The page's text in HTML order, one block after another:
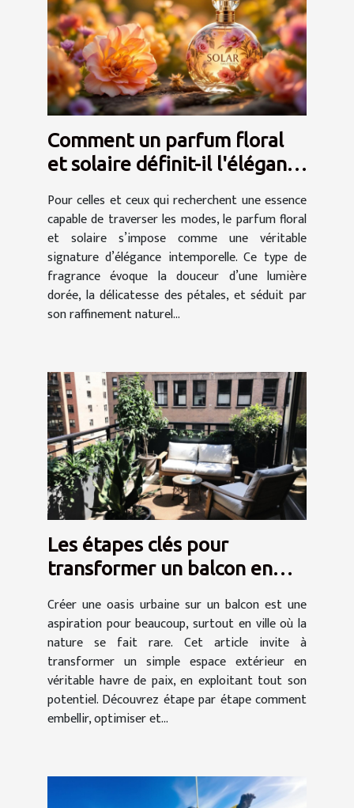
Comment un parfum floral
et solaire définit-il l'élégance
Pour celles et ceux qui recherchent une essence
capable de traverser les modes, le parfum floral
et solaire s’impose comme une véritable
signature d’élégance intemporelle. Ce type de
fragrance évoque la douceur d’une lumière
dorée, la délicatesse des pétales, et séduit par
son raffinement naturel...
Les étapes clés pour
transformer un balcon en
Créer une oasis urbaine sur un balcon est une
aspiration pour beaucoup, surtout en ville où la
nature se fait rare. Cet article invite à
transformer un simple espace extérieur en
véritable havre de paix, en exploitant tout son
potentiel. Découvrez étape par étape comment
embellir, optimiser et...